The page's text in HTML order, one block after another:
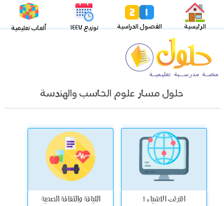
الرئيسية الفصول الدراسية توزيع ١٤٤٧ ألعاب تعليمية
حلول مسار علوم الحاسب والهندسة
انترنت الاشياء 1 اللياقة والثقافة الصحية